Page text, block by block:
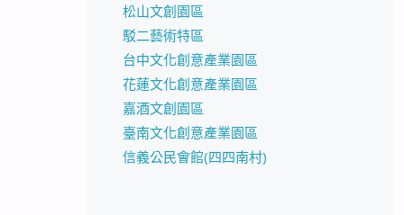
松山文創園區
駁二藝術特區
台中文化創意產業園區
花蓮文化創意產業園區
嘉酒文創園區
臺南文化創意產業園區
信義公民會館(四四南村)